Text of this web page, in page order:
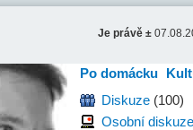
Je právě ±
Po domácku
Diskuze (100)
Osobní diskuze